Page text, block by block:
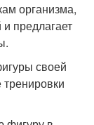
организма,
предлагает
своей